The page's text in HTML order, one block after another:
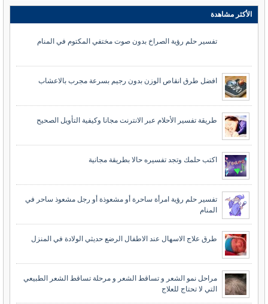
الأكثر مشاهدة
تفسير حلم رؤية الصراخ بدون صوت مختفي المكتوم في المنام
افضل طرق انقاص الوزن بدون رجيم بسرعة مجرب بالاعشاب
طريقة تفسير الأحلام عبر الانترنت مجانا وكيفية التأويل الصحيح
اكتب حلمك وتجد تفسيره حالا بطريقة مجانية
تفسير حلم رؤية امرأة ساحرة أو مشعوذة أو رجل مشعوذ ساحر في
المنام
طرق علاج الاسهال عند الاطفال الرضع حديثي الولادة في المنزل
مراحل نمو الشعر و تساقط الشعر و مرحلة تساقط الشعر الطبيعي
التي لا تحتاج للعلاج